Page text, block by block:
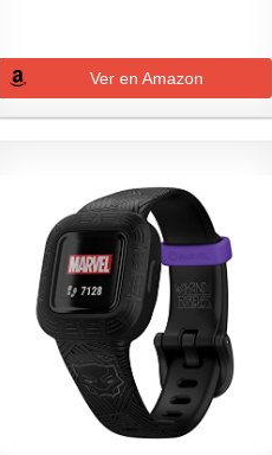
Ver en Amazon